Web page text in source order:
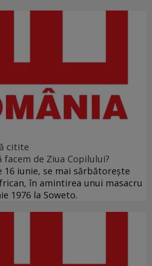
citite
facem de Ziua Copilului?
16 iunie, se mai sărbătoreşte
în amintirea unui masacru
1976 la Soweto.